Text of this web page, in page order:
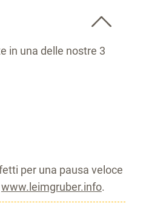
in una delle nostre 3
per una pausa veloce
www.leimgruber.info.